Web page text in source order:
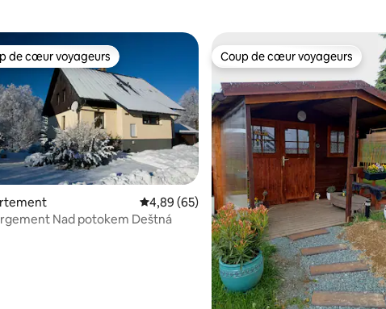
de cœur voyageurs
de cœur voyageurs
Évaluation moyenne sur la base de 65
4,89 (65)
Nad potokem Deštná
Coup de cœur voyageurs
Coup de cœur voyageurs